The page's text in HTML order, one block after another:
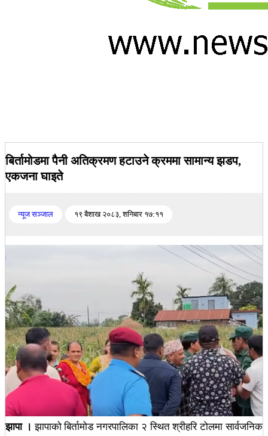
बिर्तामोडमा पैनी अतिक्रमण हटाउने क्रममा सामान्य झडप,
एकजना घाइते
न्यूज सञ्जाल १९ बैशाख २०८३, शनिबार १७:११
झापा । झापाको बिर्तामोड नगरपालिका २ स्थित श्रीहरि टोलमा सार्वजनिक